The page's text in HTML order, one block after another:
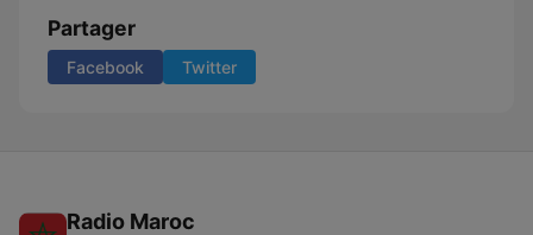
Partager
Facebook Twitter
Radio Maroc